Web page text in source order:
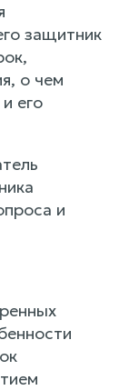
защитник
о чем
его
и